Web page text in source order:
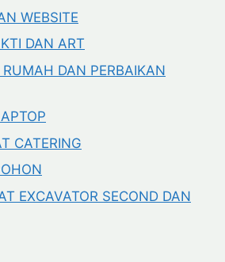
WEBSITE
DAN ART
DAN PERBAIKAN
CATERING
EXCAVATOR SECOND DAN